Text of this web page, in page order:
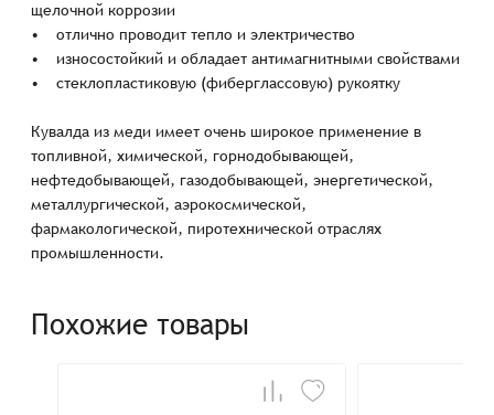
щелочной коррозии
• отлично проводит тепло и электричество
• износостойкий и обладает антимагнитными свойствами
• стеклопластиковую (фиберглассовую) рукоятку
Кувалда из меди имеет очень широкое применение в
топливной, химической, горнодобывающей,
нефтедобывающей, газодобывающей, энергетической,
металлургической, аэрокосмической,
фармакологической, пиротехнической отраслях
промышленности.
Похожие товары